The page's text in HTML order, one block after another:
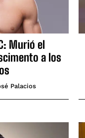
Murió el
a los
Palacios